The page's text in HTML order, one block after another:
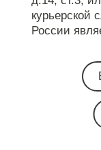
курьерской
России